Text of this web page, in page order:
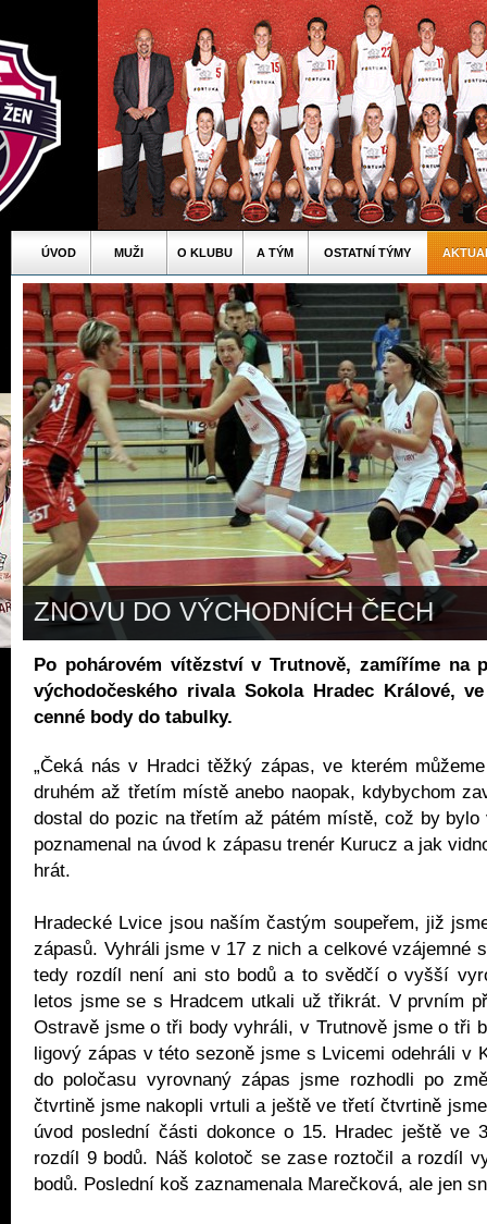
ÚVOD MUŽI O KLUBU A TÝM OSTATNÍ TÝMY
ZNOVU DO VÝCHODNÍCH ČECH
Po pohárovém vítězství v Trutnově, zamíříme na
východočeského rivala Sokola Hradec Králové,
cenné body do tabulky.
„Čeká nás v Hradci těžký zápas, ve kterém
druhém až třetím místě anebo naopak, kdybychom
dostal do pozic na třetím až pátém místě, což by bylo
poznamenal na úvod k zápasu trenér Kurucz a jak
hrát.
Hradecké Lvice jsou naším častým soupeřem, již
zápasů. Vyhráli jsme v 17 z nich a celkové vzájemné
tedy rozdíl není ani sto bodů a to svědčí o vyšší
letos jsme se s Hradcem utkali už třikrát. V prvním
Ostravě jsme o tři body vyhráli, v Trutnově jsme o tři
ligový zápas v této sezoně jsme s Lvicemi odehráli v
do poločasu vyrovnaný zápas jsme rozhodli po
čtvrtině jsme nakopli vrtuli a ještě ve třetí čtvrtině
úvod poslední části dokonce o 15. Hradec ještě ve
rozdíl 9 bodů. Náš kolotoč se zase roztočil a rozdíl
bodů. Poslední koš zaznamenala Marečková, ale jen